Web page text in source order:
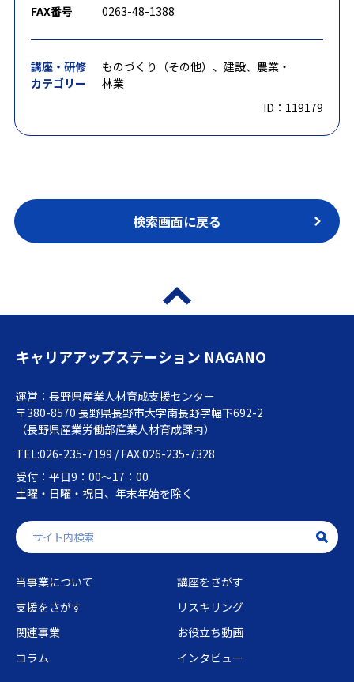
FAX番号
0263-48-1388
講座・研修
カテゴリー
ものづくり（その他）、建設、農業・
林業
ID：119179
検索画面に戻る
キャリアアップステーション NAGANO
運営：長野県産業人材育成支援センター
〒380-8570 長野県長野市大字南長野字幅下692-2
（長野県産業労働部産業人材育成課内）
TEL:026-235-7199 / FAX:026-235-7328
受付：平日9：00～17：00
土曜・日曜・祝日、年末年始を除く
当事業について
講座をさがす
支援をさがす
リスキリング
関連事業
お役立ち動画
コラム
インタビュー